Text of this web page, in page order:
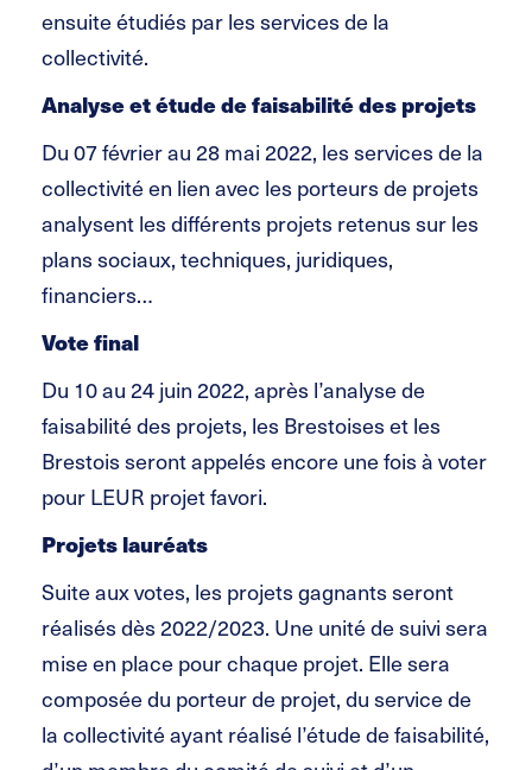
ensuite étudiés par les services de la
collectivité.
Analyse et étude de faisabilité des projets
Du 07 février au 28 mai 2022, les services de la
collectivité en lien avec les porteurs de projets
analysent les différents projets retenus sur les
plans sociaux, techniques, juridiques,
financiers…
Vote final
Du 10 au 24 juin 2022, après l’analyse de
faisabilité des projets, les Brestoises et les
Brestois seront appelés encore une fois à voter
pour LEUR projet favori.
Projets lauréats
Suite aux votes, les projets gagnants seront
réalisés dès 2022/2023. Une unité de suivi sera
mise en place pour chaque projet. Elle sera
composée du porteur de projet, du service de
la collectivité ayant réalisé l’étude de faisabilité,